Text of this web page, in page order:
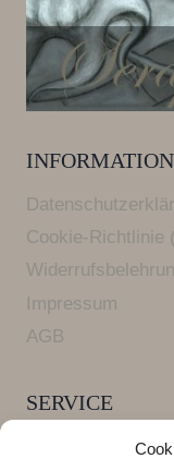
Cookie-Richtlinie
Impressum
AGB
SERVICE
Versandkosten